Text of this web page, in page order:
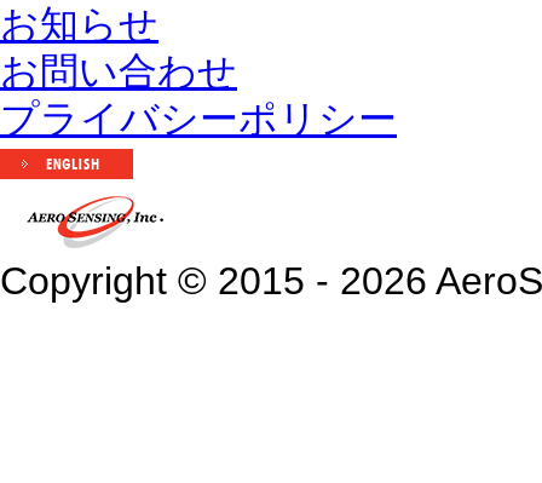
お知らせ
お問い合わせ
プライバシーポリシー
Copyright © 2015 - 2026